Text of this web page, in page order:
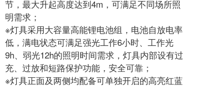
节，最大升起高度达到4m，可满足不同场所照
明需求；
※灯具采用大容量高能锂电池组，电池自放电率
低，满电状态可满足强光工作6小时、工作光
9h、弱光12h的照明时间需求，灯具内部设有过
充、过放和短路保护功能，安全可靠；
※灯具正面及两侧均配备可单独开启的高亮红蓝